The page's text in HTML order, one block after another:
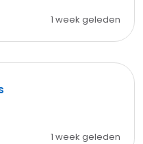
1 week geleden
1 week geleden